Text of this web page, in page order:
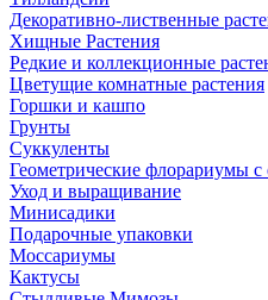
Декоративно-лиственные
Хищные Растения
Редкие и коллекционные
Цветущие комнатные растения
Горшки и кашпо
Грунты
Суккуленты
Геометрические флорариумы с
Уход и выращивание
Минисадики
Подарочные упаковки
Моссариумы
Кактусы